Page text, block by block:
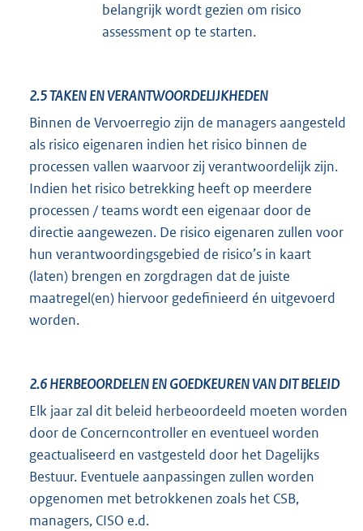
belangrijk wordt gezien om risico
assessment op te starten.
2.5TAKEN EN VERANTWOORDELIJKHEDEN
Binnen de Vervoerregio zijn de managers aangesteld
als risico eigenaren indien het risico binnen de
processen vallen waarvoor zij verantwoordelijk zijn.
Indien het risico betrekking heeft op meerdere
processen / teams wordt een eigenaar door de
directie aangewezen. De risico eigenaren zullen voor
hun verantwoordingsgebied de risico’s in kaart
(laten) brengen en zorgdragen dat de juiste
maatregel(en) hiervoor gedefinieerd én uitgevoerd
worden.
2.6HERBEOORDELEN EN GOEDKEUREN VAN DIT BELEID
Elk jaar zal dit beleid herbeoordeeld moeten worden
door de Concerncontroller en eventueel worden
geactualiseerd en vastgesteld door het Dagelijks
Bestuur. Eventuele aanpassingen zullen worden
opgenomen met betrokkenen zoals het CSB,
managers, CISO e.d.